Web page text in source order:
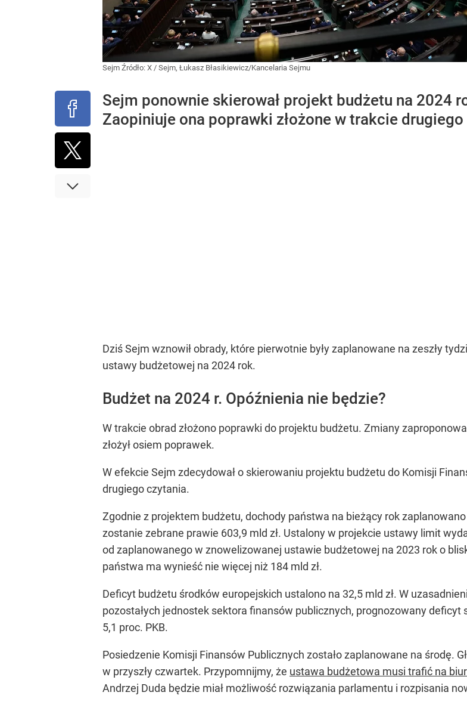
Sejm Źródło: X / Sejm, Łukasz Błasikiewicz/Kancelaria Sejmu
Sejm ponownie skierował projekt budżetu na 2024
Zaopiniuje ona poprawki złożone w trakcie
Dziś Sejm wznowił obrady, które pierwotnie były zaplanowane na zeszły
ustawy budżetowej na 2024 rok.
Budżet na 2024 r. Opóźnienia nie będzie?
W trakcie obrad złożono poprawki do projektu budżetu. Zmiany
złożył osiem poprawek.
W efekcie Sejm zdecydował o skierowaniu projektu budżetu do Komisji
drugiego czytania.
Zgodnie z projektem budżetu, dochody państwa na bieżący rok
zostanie zebrane prawie 603,9 mld zł. Ustalony w projekcie ustawy limit
od zaplanowanego w znowelizowanej ustawie budżetowej na 2023 rok o
państwa ma wynieść nie więcej niż 184 mld zł.
Deficyt budżetu środków europejskich ustalono na 32,5 mld zł. W
pozostałych jednostek sektora finansów publicznych, prognozowany
5,1 proc. PKB.
Posiedzenie Komisji Finansów Publicznych zostało zaplanowane na środę.
w przyszły czwartek. Przypomnijmy, że ustawa budżetowa musi trafić na
Andrzej Duda będzie miał możliwość rozwiązania parlamentu i rozpisania